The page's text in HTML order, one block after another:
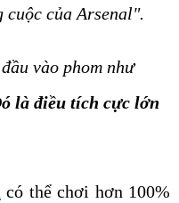
cuộc của Arsenal".
vào phom như
là điều tích cực lớn
có thể chơi hơn 100%